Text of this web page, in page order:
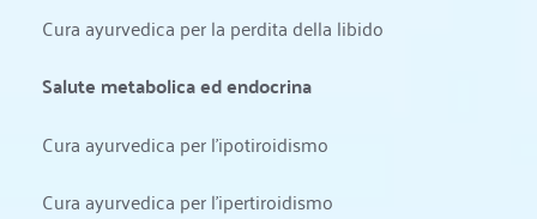
Cura ayurvedica per la perdita della libido
Salute metabolica ed endocrina
Cura ayurvedica per l'ipotiroidismo
Cura ayurvedica per l'ipertiroidismo